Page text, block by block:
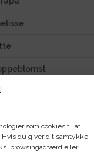
som cookies til at
du giver dit samtykke
browsingadfærd eller